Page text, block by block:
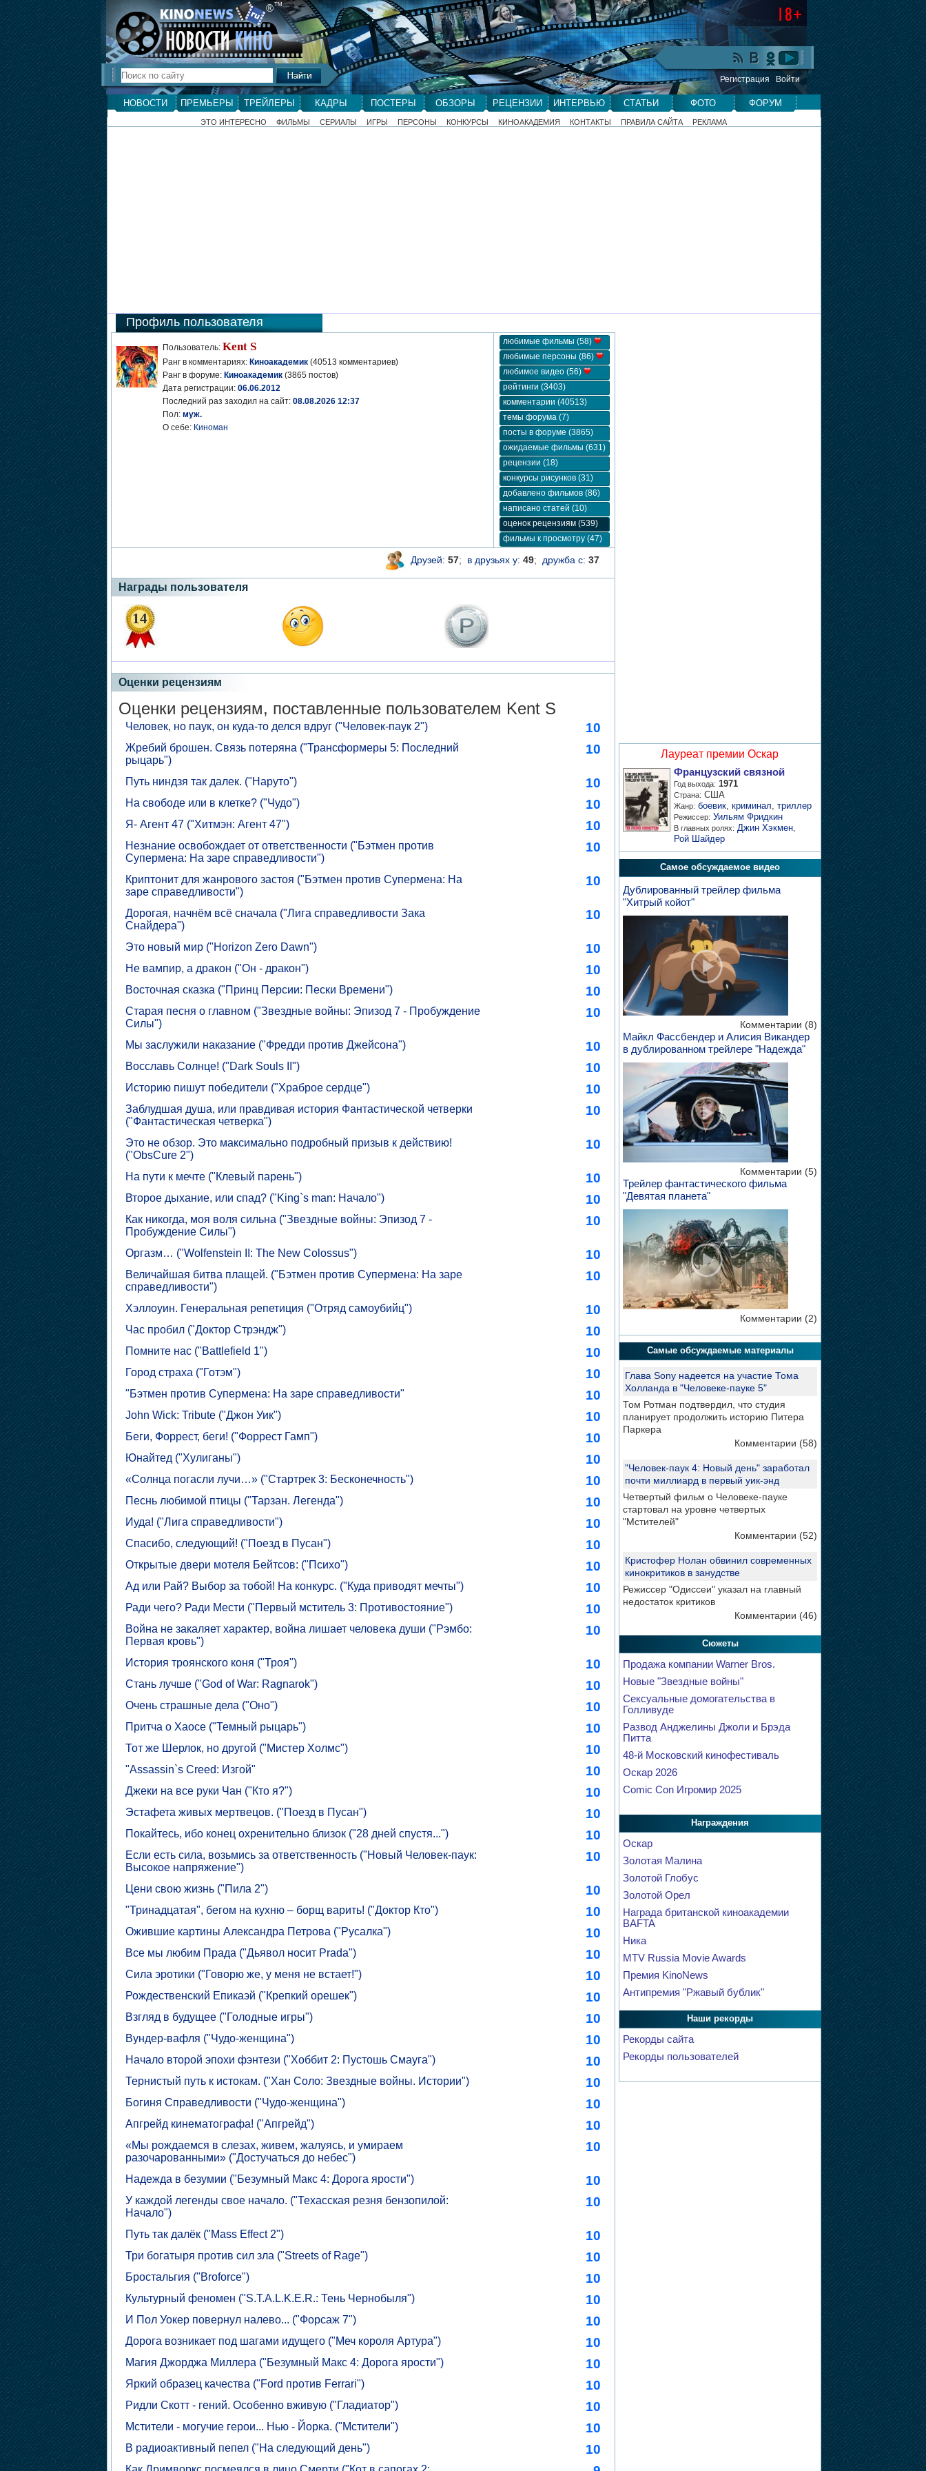
®ТМ
Регистрация Войти
НОВОСТИ ПРЕМЬЕРЫ ТРЕЙЛЕРЫ КАДРЫ ПОСТЕРЫ ОБЗОРЫ РЕЦЕНЗИИ ИНТЕРВЬЮ СТАТЬИ ФОТО ФОРУМ
ЭТО ИНТЕРЕСНО ФИЛЬМЫ СЕРИАЛЫ ИГРЫ ПЕРСОНЫ КОНКУРСЫ КИНОАКАДЕМИЯ КОНТАКТЫ ПРАВИЛА САЙТА РЕКЛАМА
Профиль пользователя
Пользователь: Kent S
Ранг в комментариях: Киноакадемик(40513 комментариев)
Ранг в форуме: Киноакадемик(3865 постов)
Дата регистрации: 06.06.2012
Последний раз заходил на сайт: 08.08.2026 12:37
Пол: муж.
О себе: Киноман
любимые фильмы (58)
любимые персоны (86)
любимое видео (56)
рейтинги (3403)
комментарии (40513)
темы форума (7)
посты в форуме (3865)
ожидаемые фильмы (631)
рецензии (18)
конкурсы рисунков (31)
добавлено фильмов (86)
написано статей (10)
оценок рецензиям (539)
фильмы к просмотру (47)
Друзей: 57; в друзьях у: 49; дружба с: 37
Награды пользователя
14
Оценки рецензиям
Оценки рецензиям, поставленные пользователем Kent S
Человек, но паук, он куда-то делся вдруг ("Человек-паук 2") 10
Жребий брошен. Связь потеряна ("Трансформеры 5: Последний
рыцарь")
10
Путь ниндзя так далек. ("Наруто") 10
На свободе или в клетке? ("Чудо") 10
Я- Агент 47 ("Хитмэн: Агент 47") 10
Незнание освобождает от ответственности ("Бэтмен против
Супермена: На заре справедливости")
10
Криптонит для жанрового застоя ("Бэтмен против Супермена: На
заре справедливости")
10
Дорогая, начнём всё сначала ("Лига справедливости Зака
Снайдера")
10
Это новый мир ("Horizon Zero Dawn") 10
Не вампир, а дракон ("Он - дракон") 10
Восточная сказка ("Принц Персии: Пески Времени") 10
Старая песня о главном ("Звездные войны: Эпизод 7 - Пробуждение
Силы")
10
Мы заслужили наказание ("Фредди против Джейсона") 10
Восславь Солнце! ("Dark Souls II") 10
Историю пишут победители ("Храброе сердце") 10
Заблудшая душа, или правдивая история Фантастической четверки
("Фантастическая четверка")
10
Это не обзор. Это максимально подробный призыв к действию!
("ObsCure 2")
10
На пути к мечте ("Клевый парень") 10
Второе дыхание, или спад? ("King`s man: Начало") 10
Как никогда, моя воля сильна ("Звездные войны: Эпизод 7 -
Пробуждение Силы")
10
Оргазм… ("Wolfenstein II: The New Colossus") 10
Величайшая битва плащей. ("Бэтмен против Супермена: На заре
справедливости")
10
Хэллоуин. Генеральная репетиция ("Отряд самоубийц") 10
Час пробил ("Доктор Стрэндж") 10
Помните нас ("Battlefield 1") 10
Город страха ("Готэм") 10
"Бэтмен против Супермена: На заре справедливости" 10
John Wick: Tribute ("Джон Уик") 10
Беги, Форрест, беги! ("Форрест Гамп") 10
Юнайтед ("Хулиганы") 10
«Солнца погасли лучи…» ("Стартрек 3: Бесконечность") 10
Песнь любимой птицы ("Тарзан. Легенда") 10
Иуда! ("Лига справедливости") 10
Спасибо, следующий! ("Поезд в Пусан") 10
Открытые двери мотеля Бейтсов: ("Психо") 10
Ад или Рай? Выбор за тобой! На конкурс. ("Куда приводят мечты") 10
Ради чего? Ради Мести ("Первый мститель 3: Противостояние") 10
Война не закаляет характер, война лишает человека души ("Рэмбо:
Первая кровь")
10
История троянского коня ("Троя") 10
Стань лучше ("God of War: Ragnarok") 10
Очень страшные дела ("Оно") 10
Притча о Хаосе ("Темный рыцарь") 10
Тот же Шерлок, но другой ("Мистер Холмс") 10
"Assassin`s Creed: Изгой" 10
Джеки на все руки Чан ("Кто я?") 10
Эстафета живых мертвецов. ("Поезд в Пусан") 10
Покайтесь, ибо конец охренительно близок ("28 дней спустя...") 10
Если есть сила, возьмись за ответственность ("Новый Человек-паук:
Высокое напряжение")
10
Цени свою жизнь ("Пила 2") 10
"Тринадцатая", бегом на кухню – борщ варить! ("Доктор Кто") 10
Ожившие картины Александра Петрова ("Русалка") 10
Все мы любим Прада ("Дьявол носит Prada") 10
Сила эротики ("Говорю же, у меня не встает!") 10
Рождественский Епикаэй ("Крепкий орешек") 10
Взгляд в будущее ("Голодные игры") 10
Вундер-вафля ("Чудо-женщина") 10
Начало второй эпохи фэнтези ("Хоббит 2: Пустошь Смауга") 10
Тернистый путь к истокам. ("Хан Соло: Звездные войны. Истории") 10
Богиня Справедливости ("Чудо-женщина") 10
Апгрейд кинематографа! ("Апгрейд") 10
«Мы рождаемся в слезах, живем, жалуясь, и умираем
разочарованными» ("Достучаться до небес")
10
Надежда в безумии ("Безумный Макс 4: Дорога ярости") 10
У каждой легенды свое начало. ("Техасская резня бензопилой:
Начало")
10
Путь так далёк ("Mass Effect 2") 10
Три богатыря против сил зла ("Streets of Rage") 10
Бростальгия ("Broforce") 10
Культурный феномен ("S.T.A.L.K.E.R.: Тень Чернобыля") 10
И Пол Уокер повернул налево... ("Форсаж 7") 10
Дорога возникает под шагами идущего ("Меч короля Артура") 10
Магия Джорджа Миллера ("Безумный Макс 4: Дорога ярости") 10
Яркий образец качества ("Ford против Ferrari") 10
Ридли Скотт - гений. Особенно вживую ("Гладиатор") 10
Мстители - могучие герои... Нью - Йорка. ("Мстители") 10
В радиоактивный пепел ("На следующий день") 10
Лауреат премии Оскар
Французский связной
Год выхода: 1971
Страна: США
Жанр: боевик, криминал, триллер
Режиссер: Уильям Фридкин
В главных ролях: Джин Хэкмен,
Рой Шайдер
Самое обсуждаемое видео
Дублированный трейлер фильма
"Хитрый койот"
Комментарии (8)
Майкл Фассбендер и Алисия Викандер
в дублированном трейлере "Надежда"
Комментарии (5)
Трейлер фантастического фильма
"Девятая планета"
Комментарии (2)
Самые обсуждаемые материалы
Глава Sony надеется на участие Тома
Холланда в "Человеке-пауке 5"
Том Ротман подтвердил, что студия
планирует продолжить историю Питера
Паркера
Комментарии (58)
"Человек-паук 4: Новый день" заработал
почти миллиард в первый уик-энд
Четвертый фильм о Человеке-пауке
стартовал на уровне четвертых
"Мстителей"
Комментарии (52)
Кристофер Нолан обвинил современных
кинокритиков в занудстве
Режиссер "Одиссеи" указал на главный
недостаток критиков
Комментарии (46)
Сюжеты
Продажа компании Warner Bros.
Новые "Звездные войны"
Сексуальные домогательства в
Голливуде
Развод Анджелины Джоли и Брэда
Питта
48-й Московский кинофестиваль
Оскар 2026
Comic Con Игромир 2025
Награждения
Оскар
Золотая Малина
Золотой Глобус
Золотой Орел
Награда британской киноакадемии
BAFTA
Ника
MTV Russia Movie Awards
Премия KinoNews
Антипремия "Ржавый бублик"
Наши рекорды
Рекорды сайта
Рекорды пользователей